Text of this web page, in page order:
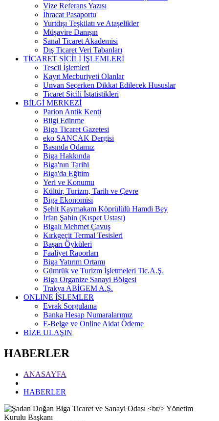
Vize Referans Yazısı
İhracat Pasaportu
Yurtdışı Teşkilatı ve Ataşelikler
Müşavire Danışın
Sanal Ticaret Akademisi
Dış Ticaret Veri Tabanları
TİCARET SİCİLİ İŞLEMLERİ
Tescil İşlemleri
Kayıt Mecburiyeti Olanlar
Unvan Seçerken Dikkat Edilecek Hususlar
Ticaret Sicili İstatistikleri
BİLGİ MERKEZİ
Parion Antik Kenti
Bilgi Edinme
Biga Ticaret Gazetesi
eko SANCAK Dergisi
Basında Odamız
Biga Hakkında
Biga'nın Tarihi
Biga'da Eğitim
Yeri ve Konumu
Kültür, Turizm, Tarih ve Çevre
Biga Ekonomisi
Şehit Kaymakam Köprülülü Hamdi Bey
İrfan Şahin (Kıspet Ustası)
Bigalı Mehmet Çavuş
Kırkgeçit Termal Tesisleri
Başarı Öyküleri
Faaliyet Raporları
Biga Yatırım Ortamı
Gümrük ve Turizm İşletmeleri Tic.A.Ş.
Biga Organize Sanayi Bölgesi
Trakya ABİGEM A.Ş.
ONLINE İŞLEMLER
Evrak Sorgulama
Banka Hesap Numaralarımız
E-Belge ve Online Aidat Ödeme
BİZE ULAŞIN
HABERLER
ANASAYFA
HABERLER